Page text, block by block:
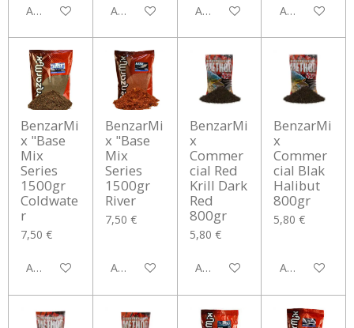
Aggiungi al carrelloAggiungi al carrelloAggiungi al carrelloAggiungi al
BenzarMi
x "Base
Mix
Series
1500gr
Coldwate
r
7,50 €
Aggiungi al carrello
BenzarMi
x "Base
Mix
Series
1500gr
River
7,50 €
Aggiungi al carrello
BenzarMi
x
Commer
cial Red
Krill Dark
Red
800gr
5,80 €
Aggiungi al carrello
BenzarMi
x
Commer
cial Blak
Halibut
800gr
5,80 €
Aggiungi al